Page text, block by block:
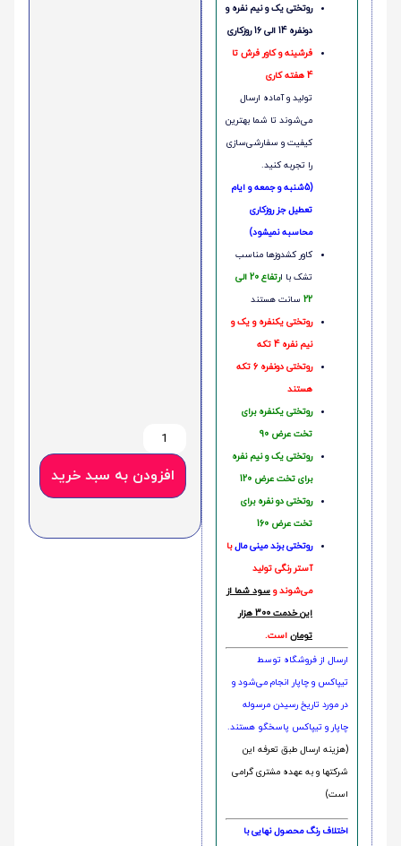
روتختی یک و نیم نفره و
دونفره 14 الی 16 روزکاری
فرشینه و کاور فرش تا
4 هفته کاری
تولید و آماده ارسال
می‌شوند تا شما بهترین
کیفیت و سفارشی‌سازی
را تجربه کنید.
(5شنبه و جمعه و ایام
تعطیل جز روزکاری
محاسبه نمیشود)
کاور کشدوزها مناسب
تشک با ا
رتفاع 20 الی
22 سانت هستند
روتختی یکنفره و یک و
نیم نفره 4 تکه
روتختی دونفره 6 تکه
هستند
روتختی یکنفره برای
تخت عرض 90
روتختی یک و نیم نفره
برای تخت عرض 120
روتختی دو نفره برای
تخت عرض 160
روتختی‌ برند مینی مالبا
آستر رنگی تولید
می‌شوند و سود شما از
این خدمت 300 هزار
تومان است.
ارسال از فروشگاه توسط
تیپاکس و چاپار انجام می‌شود و
در مورد تاریخ رسیدن مرسوله
چاپار و تیپاکس پاسخگو هستند.
(هزینه ارسال طبق تعرفه این
شرکتها و به عهده مشتری گرامی
است)
اختلاف رنگ محصول نهایی با
افزودن به سبد خرید